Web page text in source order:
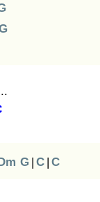
..
G | C | C